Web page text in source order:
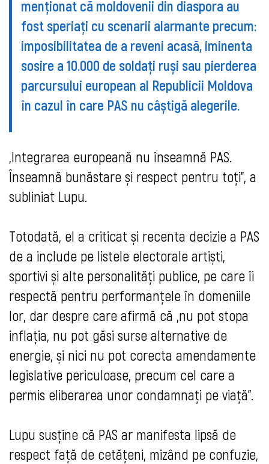
menționat că moldovenii din diaspora au
fost speriați cu scenarii alarmante precum:
imposibilitatea de a reveni acasă, iminenta
sosire a 10.000 de soldați ruși sau pierderea
parcursului european al Republicii Moldova
în cazul în care PAS nu câștigă alegerile.
„Integrarea europeană nu înseamnă PAS.
Înseamnă bunăstare și respect pentru toți”, a
subliniat Lupu.
Totodată, el a criticat și recenta decizie a PAS
de a include pe listele electorale artiști,
sportivi și alte personalități publice, pe care îi
respectă pentru performanțele în domeniile
lor, dar despre care afirmă că „nu pot stopa
inflația, nu pot găsi surse alternative de
energie, și nici nu pot corecta amendamente
legislative periculoase, precum cel care a
permis eliberarea unor condamnați pe viață”.
Lupu susține că PAS ar manifesta lipsă de
respect față de cetățeni, mizând pe confuzie,